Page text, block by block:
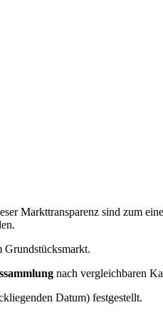
Markttransparenz sind zum
Grundstücksmarkt.
nach vergleichbaren
Datum) festgestellt.